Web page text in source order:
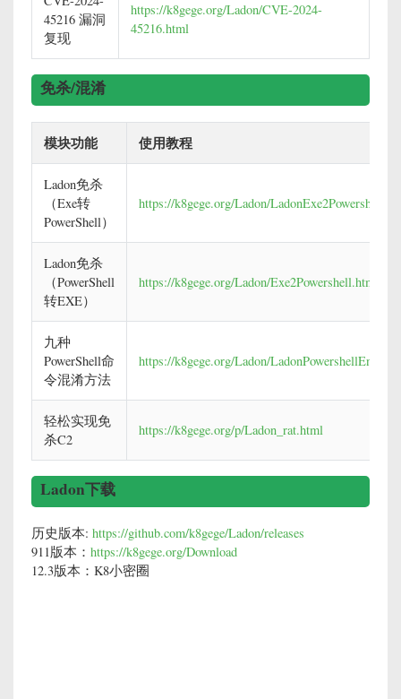
45216 漏洞
复现
https://k8gege.org/Ladon/CVE-2024-
45216.html
免杀/混淆
模块功能 使用教程
Ladon免杀
（Exe转
PowerShell）
https://k8gege.org/Ladon/
Ladon免杀
（PowerShell
转EXE）
https://k8gege.org/Ladon/Exe2Powershell.html
九种
PowerShell命
令混淆方法
https://k8gege.org/Ladon/
轻松实现免
杀C2
https://k8gege.org/p/Ladon_rat.html
Ladon下载
历史版本: https://github.com/k8gege/Ladon/releases
911版本： https://k8gege.org/Download
12.3版本：K8小密圈